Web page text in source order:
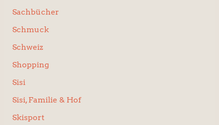
Sachbücher
Schmuck
Schweiz
Shopping
Sisi
Sisi, Familie & Hof
Skisport